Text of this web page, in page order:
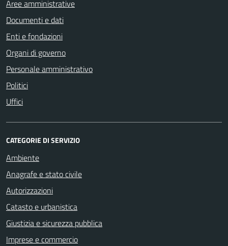
Aree amministrative
Documenti e dati
Enti e fondazioni
Organi di governo
Personale amministrativo
Politici
Uffici
CATEGORIE DI SERVIZIO
Ambiente
Anagrafe e stato civile
Autorizzazioni
Catasto e urbanistica
Giustizia e sicurezza pubblica
Imprese e commercio